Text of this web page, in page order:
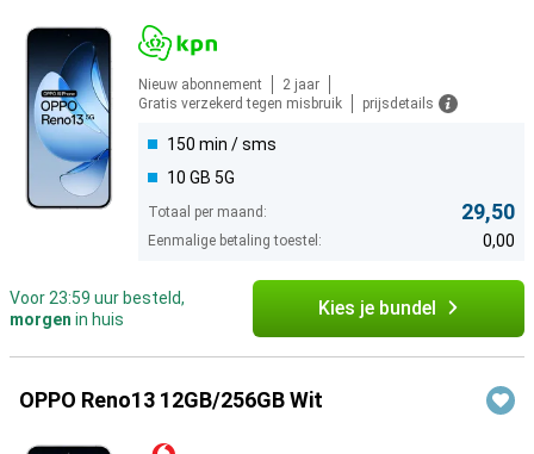
Nieuw abonnement
2 jaar
Gratis verzekerd tegen misbruik
prijsdetails
150 min / sms
10 GB 5G
Totaal per maand: 29,50
Eenmalige betaling toestel: 0,00
Voor 23:59 uur besteld,
morgen in huis Kies je bundel
OPPO Reno13 12GB/256GB Wit